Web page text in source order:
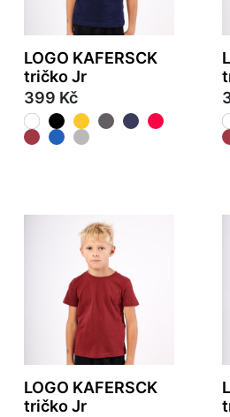
LOGO KAFERSCK
tričko Jr
399 Kč
LOGO KAFERSCK
tričko Jr